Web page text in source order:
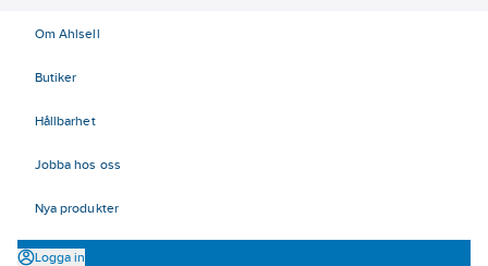
Om Ahlsell
Butiker
Hållbarhet
Jobba hos oss
Nya produkter
Logga in